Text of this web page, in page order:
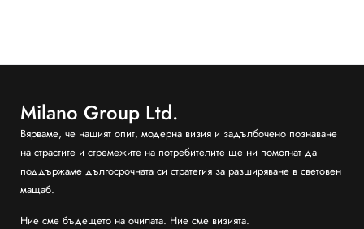
Milano Group Ltd.
Вярваме, че нашият опит, модерна визия и задълбочено познаване
на страстите и стремежите на потребителите ще ни помогнат да
поддържаме дългосрочната си стратегия за разширяване в световен
мащаб.
Ние сме бъдещето на очилата. Ние сме визията.